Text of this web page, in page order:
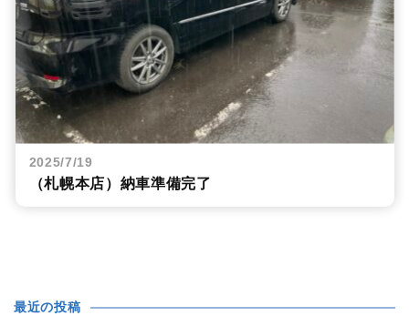
2025/7/19
（札幌本店）納車準備完了
最近の投稿